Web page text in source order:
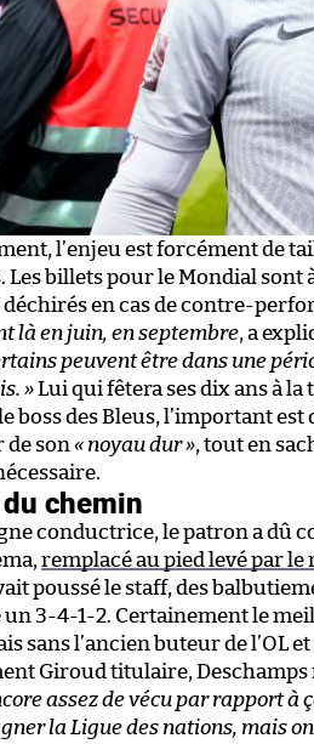
l’enjeu est forcément de
Les billets pour le Mondial
en cas de contre-
là en juin, en septembre, a
peuvent être dans une
»Lui qui fêtera ses dix ans à la
boss des Bleus, l’important
de son « noyau dur », tout en
chemin
conductrice, le patron a dû
remplacé au pied levé par
poussé le staff, des
un 3-4-1-2. Certainement le
sans l’ancien buteur de l’OL
Giroud titulaire,
assez de vécu par rapport à
la Ligue des nations, mais